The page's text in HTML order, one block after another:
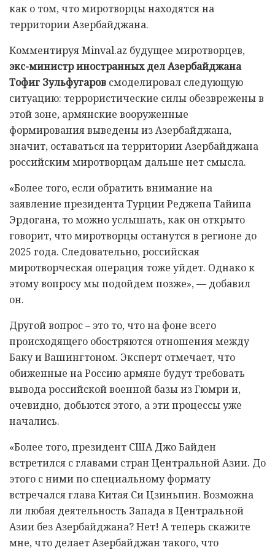
как о том, что миротворцы находятся на
территории Азербайджана.
Комментируя Minval.az будущее миротворцев,
экс-министр иностранных дел Азербайджана
Тофиг Зульфугаров смоделировал следующую
ситуацию: террористические силы обезврежены в
этой зоне, армянские вооруженные
формирования выведены из Азербайджана,
значит, оставаться на территории Азербайджана
российским миротворцам дальше нет смысла.
«Более того, если обратить внимание на
заявление президента Турции Реджепа Тайипа
Эрдогана, то можно услышать, как он открыто
говорит, что миротворцы останутся в регионе до
2025 года. Следовательно, российская
миротворческая операция тоже уйдет. Однако к
этому вопросу мы подойдем позже», — добавил
он.
Другой вопрос – это то, что на фоне всего
происходящего обостряются отношения между
Баку и Вашингтоном. Эксперт отмечает, что
обиженные на Россию армяне будут требовать
вывода российской военной базы из Гюмри и,
очевидно, добьются этого, а эти процессы уже
начались.
«Более того, президент США Джо Байден
встретился с главами стран Центральной Азии. До
этого с ними по специальному формату
встречался глава Китая Си Цзиньпин. Возможна
ли любая деятельность Запада в Центральной
Азии без Азербайджана? Нет! А теперь скажите
мне, что делает Азербайджан такого, что